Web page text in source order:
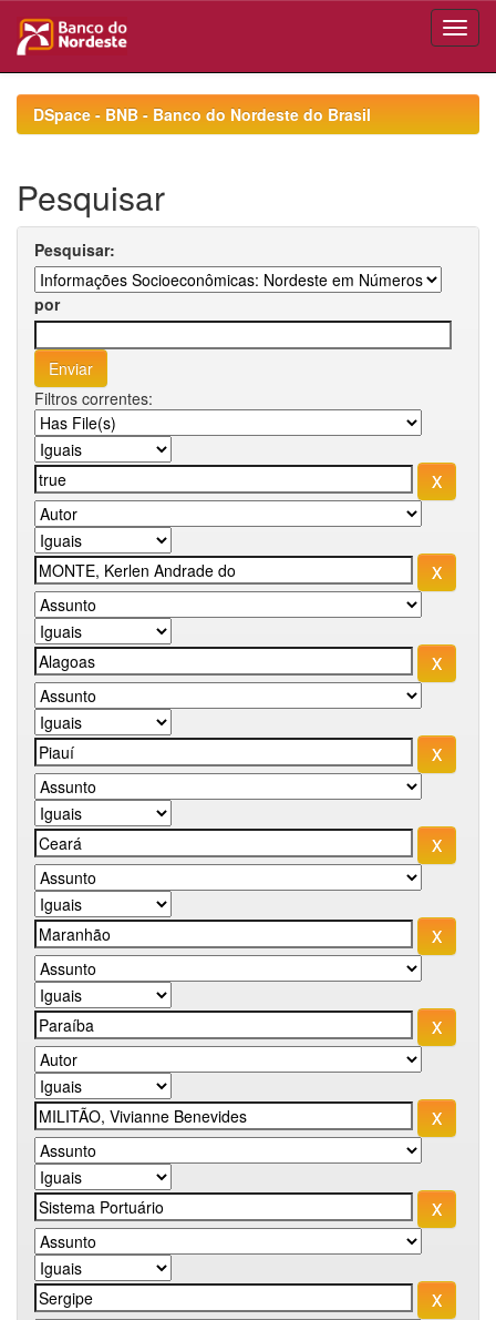
navigationDSpace - BNB - Banco do Nordeste do Brasil
Pesquisar
Pesquisar:
por
Filtros correntes: